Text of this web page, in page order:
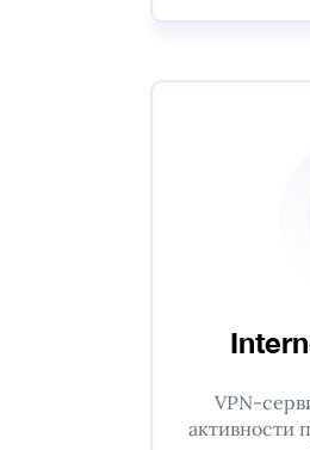
VPN-
активности